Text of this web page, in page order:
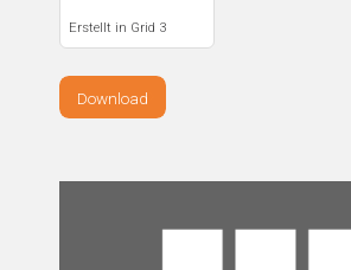
Erstellt in Grid 3
Download